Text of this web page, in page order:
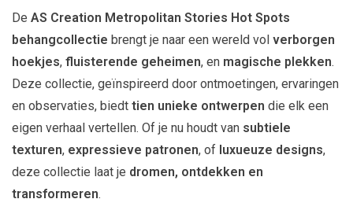
De AS Creation Metropolitan Stories Hot Spots
behangcollectie brengt je naar een wereld vol verborgen
hoekjes, fluisterende geheimen, en magische plekken.
Deze collectie, geïnspireerd door ontmoetingen, ervaringen
en observaties, biedt tien unieke ontwerpen die elk een
eigen verhaal vertellen. Of je nu houdt van subtiele
texturen, expressieve patronen, of luxueuze designs,
deze collectie laat je dromen, ontdekken en
transformeren.